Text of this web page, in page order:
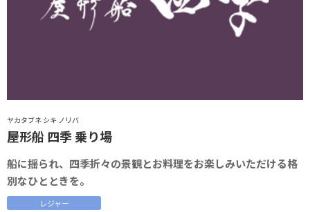
ヤカタブネ シキ ノリバ
屋形船 四季 乗り場
船に揺られ、四季折々の景観とお料理をお楽しみいただける格
別なひとときを。
レジャー